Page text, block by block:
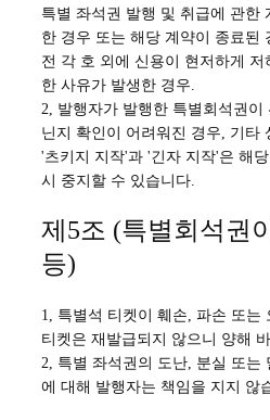
특별 좌석권 발행 및 취급에 관한
한 경우 또는 해당 계약이 종료된
전 각 호 외에 신용이 현저하게
한 사유가 발생한 경우.
2, 발행자가 발행한 특별회석권
닌지 확인이 어려워진 경우, 기타
'츠키지 지작'과 '긴자 지작'은 해
시 중지할 수 있습니다.
제5조 (특별회석권
등)
1, 특별석 티켓이 훼손, 파손 또는
티켓은 재발급되지 않으니 양해
2, 특별 좌석권의 도난, 분실 또는
에 대해 발행자는 책임을 지지 않